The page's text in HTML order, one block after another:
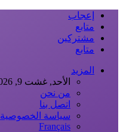
إعجاب
متابع
مشتركين
متابع
المزيد
الأحد, غشت 9, 2026
من نحن
اتصل بنا
سياسة الخصوصية
Français